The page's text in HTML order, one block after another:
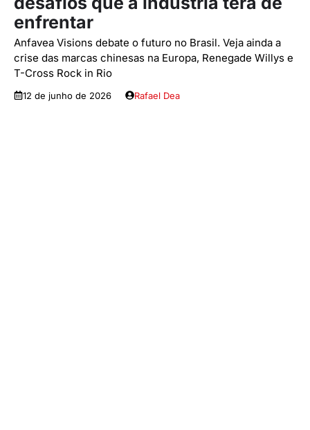
enfrentar
Anfavea Visions debate o futuro no Brasil. Veja ainda a
crise das marcas chinesas na Europa, Renegade Willys e
T-Cross Rock in Rio
12 de junho de 2026 Rafael Dea